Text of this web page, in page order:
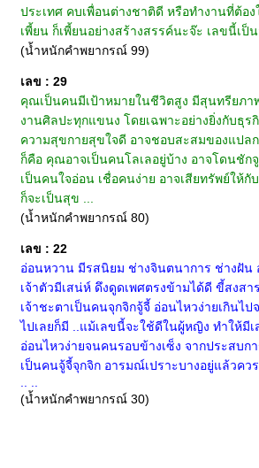
ประเทศ คบเพื่อนต่างชาติดี หรือทำงานที่ต้อ
เพี้ยน ก็เพี้ยนอย่างสร้างสรรค์นะจ๊ะ เลขนี้เ
(น้ำหนักคำพยากรณ์ 99)
เลข : 29
คุณเป็นคนมีเป้าหมายในชีวิตสูง มีสุนทรียภา
งานศิลปะทุกแขนง โดยเฉพาะอย่างยิ่งกับธุ
ความสุขกายสุขใจดี อาจชอบสะสมของแปลก
ก็คือ คุณอาจเป็นคนโลเลอยู่บ้าง อาจโดนชัก
เป็นคนใจอ่อน เชื่อคนง่าย อาจเสียทรัพย์ให้
ก็จะเป็นสุข ...
(น้ำหนักคำพยากรณ์ 80)
เลข : 22
อ่อนหวาน มีรสนิยม ช่างจินตนาการ ช่างฝัน
เจ้าตัวมีเสน่ห์ ดึงดูดเพศตรงข้ามได้ดี ขี้สงส
เจ้าชะตาเป็นคนจุกจิกจู้จี้ อ่อนไหวง่ายเกินไ
ไปเลยก็มี ..แม้เลขนี้จะใช้ดีในผู้หญิง ทำให้มี
อ่อนไหวง่ายจนคนรอบข้างเซ็ง จากประสบ
เป็นคนจู้จี้จุกจิก อารมณ์เปราะบางอยู่แล้วคว
(น้ำหนักคำพยากรณ์ 30)